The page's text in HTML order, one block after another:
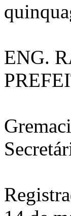
ENG.